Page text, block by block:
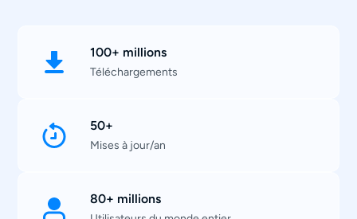
100+ millions
Téléchargements
50+
Mises à jour/an
80+ millions